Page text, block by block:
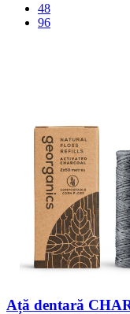
48
96
Ață dentară